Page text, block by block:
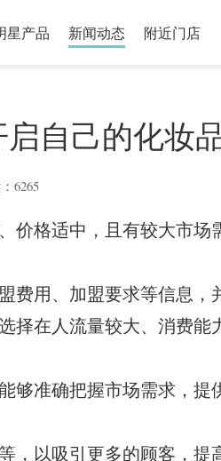
星产品 新闻动态 附近门店
自己的化妆
6265
价格适中，且有较大市场
用、加盟要求等信息，
择在人流量较大、消费能
够准确把握市场需求，提
以吸引更多的顾客，提